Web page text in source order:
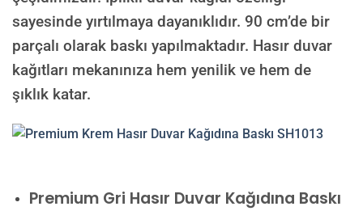
sayesinde yırtılmaya dayanıklıdır. 90 cm’de bir
parçalı olarak baskı yapılmaktadır. Hasır duvar
kağıtları mekanınıza hem yenilik ve hem de
şıklık katar.
Premium Gri Hasır Duvar Kağıdına Baskı